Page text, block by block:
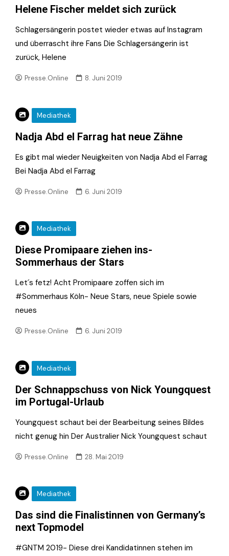
Helene Fischer meldet sich zurück
Schlagersängerin postet wieder etwas auf Instagram
und überrascht ihre Fans Die Schlagersängerin ist
zurück, Helene
Presse.Online 8. Juni 2019
Mediathek
Nadja Abd el Farrag hat neue Zähne
Es gibt mal wieder Neuigkeiten von Nadja Abd el Farrag
Bei Nadja Abd el Farrag
Presse.Online 6. Juni 2019
Mediathek
Diese Promipaare ziehen ins-
Sommerhaus der Stars
Let´s fetz! Acht Promipaare zoffen sich im
#Sommerhaus Köln- Neue Stars, neue Spiele sowie
neues
Presse.Online 6. Juni 2019
Mediathek
Der Schnappschuss von Nick Youngquest
im Portugal-Urlaub
Youngquest schaut bei der Bearbeitung seines Bildes
nicht genug hin Der Australier Nick Youngquest schaut
Presse.Online 28. Mai 2019
Mediathek
Das sind die Finalistinnen von Germany’s
next Topmodel
#GNTM 2019- Diese drei Kandidatinnen stehen im